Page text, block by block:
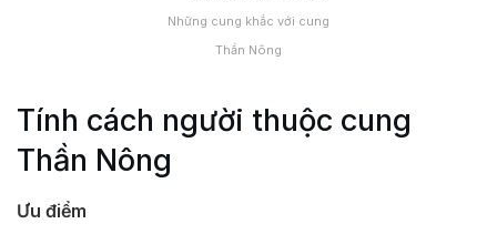
Những cung khắc với cung
Thần Nông
Tính cách người thuộc cung
Thần Nông
Ưu điểm